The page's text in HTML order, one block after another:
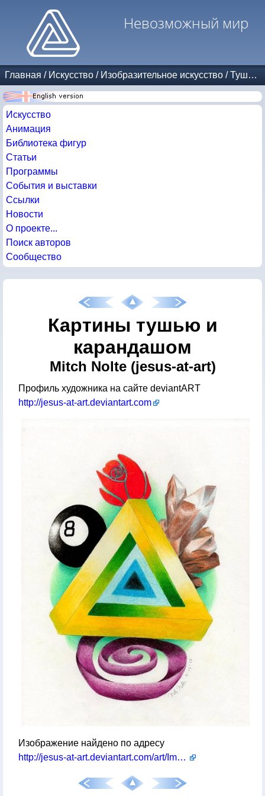
Невозможный мир
Главная / Искусство / Изобразительное искусство /Тушь и карандаш
Искусство
Анимация
Библиотека фигур
Статьи
Программы
События и выставки
Ссылки
Новости
О проекте...
Поиск авторов
Сообщество
Картины тушью и
карандашом
Mitch Nolte (jesus-at-art)
Профиль художника на сайте deviantART
http://jesus-at-art.deviantart.com
Изображение найдено по адресу
http://jesus-at-art.deviantart.com/art/Impossible-Triangle-264428820